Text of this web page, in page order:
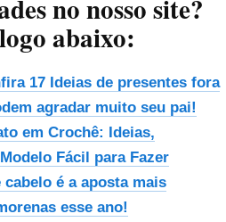
no nosso site?
abaixo:
17 Ideias de presentes fora
agradar muito seu pai!
em Crochê: Ideias,
Fácil para Fazer
é a aposta mais
esse ano!